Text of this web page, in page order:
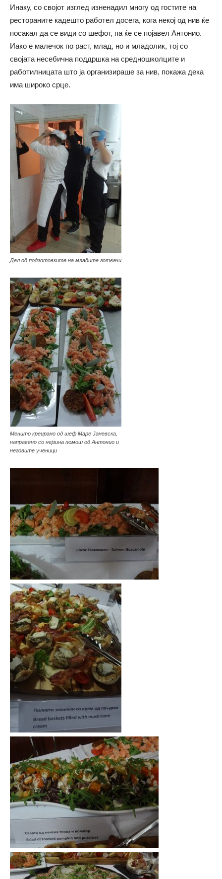
Инаку, со својот изглед изненадил многу од гостите на
рестораните кадешто работел досега, кога некој од нив ќе
посакал да се види со шефот, па ќе се појавел Антонио.
Иако е малечок по раст, млад, но и младолик, тој со
својата несебична поддршка на средношколците и
работилницата што ја организираше за нив, покажа дека
има широко срце.
Дел од подготовките на младите готвачи
Менито креирано од шеф Маре Јаневска,
направено со нејзина помош од Антонио и
неговите ученици